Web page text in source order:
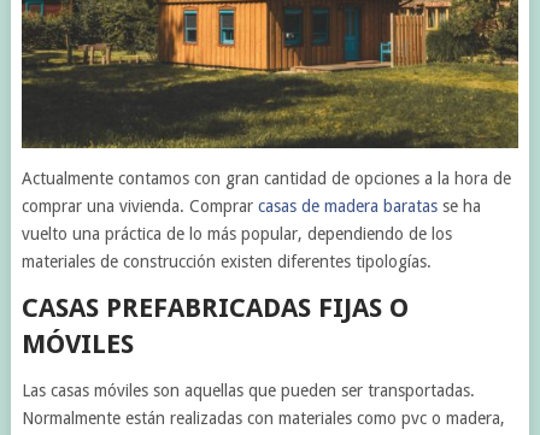
Actualmente contamos con gran cantidad de opciones a la hora de
comprar una vivienda. Comprarcasas de madera baratasse ha
vuelto una práctica de lo más popular, dependiendo de los
materiales de construcción existen diferentes tipologías.
CASAS PREFABRICADAS FIJAS O
MÓVILES
Las casas móviles son aquellas que pueden ser transportadas.
Normalmente están realizadas con materiales como pvc o madera,